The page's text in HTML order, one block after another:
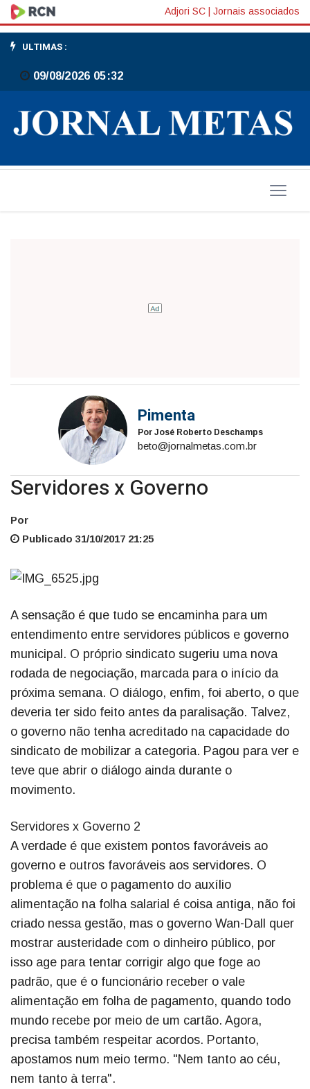
Servidores
x
Governo
Adjori SC Jornais associados
ULTIMAS :
09/08/2026 05:32
Pimenta
Por José Roberto Deschamps
beto@jornalmetas.com.br
Servidores x Governo
Por
Publicado 31/10/2017 21:25
A sensação é que tudo se encaminha para um
entendimento entre servidores públicos e governo
municipal. O próprio sindicato sugeriu uma nova
rodada de negociação, marcada para o início da
próxima semana. O diálogo, enfim, foi aberto, o que
deveria ter sido feito antes da paralisação. Talvez,
o governo não tenha acreditado na capacidade do
sindicato de mobilizar a categoria. Pagou para ver e
teve que abrir o diálogo ainda durante o
movimento.
Servidores x Governo 2
A verdade é que existem pontos favoráveis ao
governo e outros favoráveis aos servidores. O
problema é que o pagamento do auxílio
alimentação na folha salarial é coisa antiga, não foi
criado nessa gestão, mas o governo Wan-Dall quer
mostrar austeridade com o dinheiro público, por
isso age para tentar corrigir algo que foge ao
padrão, que é o funcionário receber o vale
alimentação em folha de pagamento, quando todo
mundo recebe por meio de um cartão. Agora,
precisa também respeitar acordos. Portanto,
apostamos num meio termo. "Nem tanto ao céu,
nem tanto à terra".